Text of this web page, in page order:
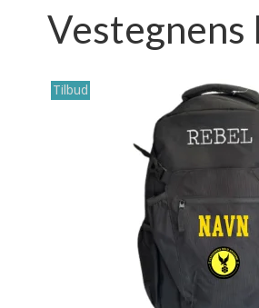
Vestegnens
Tilbud